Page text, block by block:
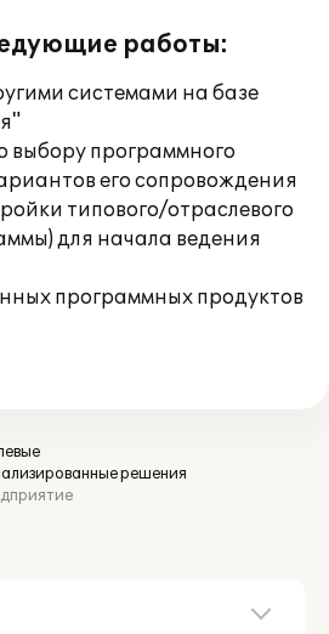
работы:
системами на базе
выбору программного
его сопровождения
типового/отраслевого
для начала ведения
программных продуктов
решения